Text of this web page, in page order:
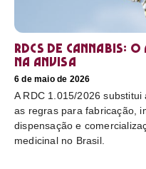
RDCs de cannabis:
na Anvisa
6 de maio de 2026
A RDC 1.015/2026
as regras para fabricação,
dispensação e
medicinal no Brasil.